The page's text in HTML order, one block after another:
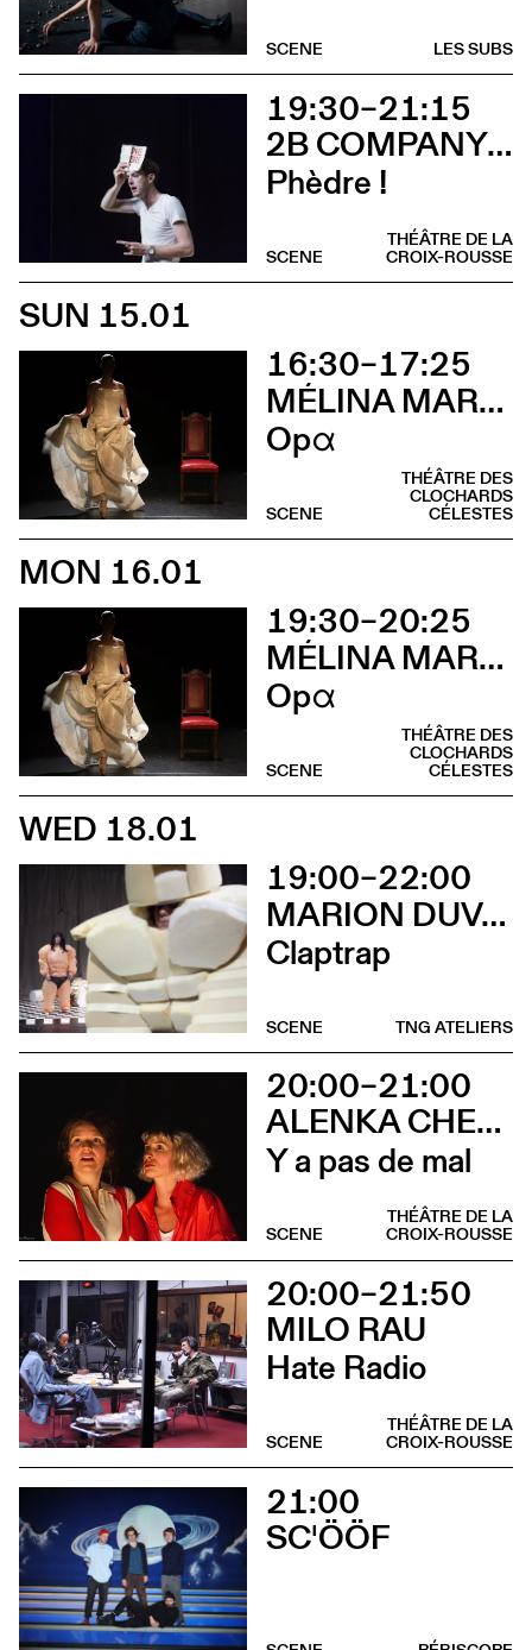
LES SUBS
SCENE
19:30–21:15
2B COMPANY - FRANÇOIS GREMAUD
Phèdre !
THÉÂTRE DE LA
CROIX-ROUSSE
SCENE
SUN 15.01
16:30–17:25
MÉLINA MARTIN
Opα
THÉÂTRE DES
CLOCHARDS
CÉLESTES
SCENE
MON 16.01
19:30–20:25
MÉLINA MARTIN
Opα
THÉÂTRE DES
CLOCHARDS
CÉLESTES
SCENE
WED 18.01
19:00–22:00
MARION DUVAL - CHRIS CADILLAC
Claptrap
TNG ATELIERS
SCENE
20:00–21:00
ALENKA CHENUZ & AMÉLIE VIDON
Y a pas de mal
THÉÂTRE DE LA
CROIX-ROUSSE
SCENE
20:00–21:50
MILO RAU
Hate Radio
THÉÂTRE DE LA
CROIX-ROUSSE
SCENE
21:00
SC'ÖÖF